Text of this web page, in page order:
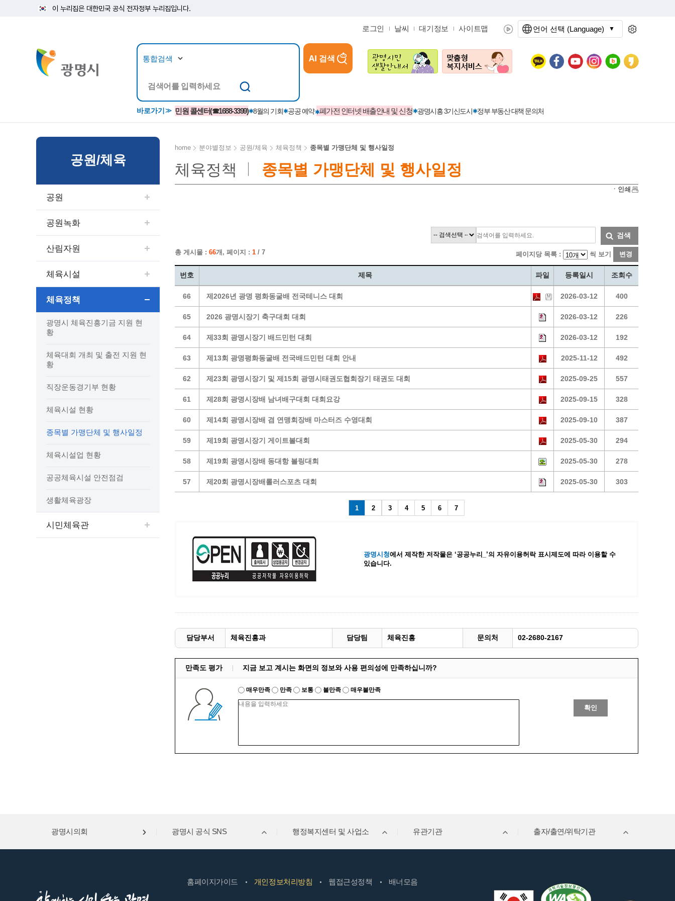
이 누리집은 대한민국 공식 전자정부 누리집입니다.
로그인 날씨 대기정보 사이트맵
AI 검색
바로가기 민원 콜센터(☎1688-3399) 8월의 기회 공공 예약 폐가전 인터넷 배출안내 및 신청 광명시흥 3기신도시 정부 부동산 대책 문의처
뉴스/정보공개
고시/공고/입법예고
행사ㆍ축제
보도자료
보도자료(2021.4월이전)
소식지/카카오톡플러스친구
반상회보
시정자료실
법무행정
정보공개현황
통계
사회조사
사전정보공표
행정정보공개안내
행정정보공개목록
행정정보공개청구
조직정보공개
업무추진비(시장·부시장·실국장)
예산집행실명공개
공공시설물 설치 비용 공개
인사운영통계
겸직허가 현황
주민자치센터
고향사랑기부제
시청안내
주요시책
광명의 상징물
광명시 현황
광명의 역사
국내외 교류
시민이용시설
민원/참여
종합민원실 안내도
종합민원상담센터
민원상담전화
어디서나 민원
민원 제증명 수수료 면제사항
행정처리기준편람
행정정보공동이용
대법원인터넷등기소
110화상수화통역서비스
행정서비스헌장
민원편람
출생·사망·혼인신고 등 10종에 대한 신고
자주하는 질문
민원조정제도
사전심사청구제
구술 및 전화민원
설치현황
발급 받을 수 있는 증명
정부24
청탁금지법 온라인 콜센터
365민원실 운영현황
시민옴부즈만 제도 소개
길고양이 중성화 신청
위치안내
가족관계등록
여권민원
부동산민원
정보통신 사용전 검사
민원신고센터
시민참여방
광명시민대상
시민건의
광명동굴딸기 스마트팜 체험프로그램
주말농장신청
상자텃밭신청
지역경제활성화/교육/일자리
교육정보
평생학습원
(재)경기도민회장학회 장학금
교복지원금 신청
광명일자리센터
취업지원 프로그램 운영 현황
지역맞춤형 일자리 창출 지원사업
공공일자리
지역공동체 일자리 사업
직업 소개소 현황
노동조합
문화관광
단원소개
예술/공연단체
착한가격지정업소
영화상영관 현황
출판사 및 인쇄소 현황
박물관/미술관 현황
문화유통업 현황
문화관광 해설사
여행업 현황
관광 편의시설업
테마파크업 현황
국가유산관
공원/체육
공원
공원녹화
산림자원
체육시설
체육정책
광명시 체육진흥기금 지원 현
황
체육대회 개최 및 출전 지원 현
황
직장운동경기부 현황
체육시설 현황
종목별 가맹단체 및 행사일정
체육시설업 현황
공공체육시설 안전점검
생활체육광장
시민체육관
home 분야별정보 공원/체육 체육정책 종목별 가맹단체 및 행사일정
체육정책 종목별 가맹단체 및 행사일정
ㆍ인쇄
검색
총 게시물 : 66개, 페이지 : 1 / 7 페이지당 목록 : 씩 보기 변경
번호 제목 파일 등록일시 조회수
66 제2026년 광명 평화동굴배 전국테니스 대회 2026-03-12 400
65 2026 광명시장기 축구대회 대회 2026-03-12 226
64 제33회 광명시장기 배드민턴 대회 2026-03-12 192
63 제13회 광명평화동굴배 전국배드민턴 대회 안내 2025-11-12 492
62 제23회 광명시장기 및 제15회 광명시태권도협회장기 태권도 대회 2025-09-25 557
61 제28회 광명시장배 남녀배구대회 대회요강 2025-09-15 328
60 제14회 광명시장배 겸 연맹회장배 마스터즈 수영대회 2025-09-10 387
59 제19회 광명시장기 게이트볼대회 2025-05-30 294
58 제19회 광명시장배 동대항 볼링대회 2025-05-30 278
57 제20회 광명시장배롤러스포츠 대회 2025-05-30 303
1 2 3 4 5 6 7
광명시청에서 제작한 저작물은 ‘공공누리_’의 자유이용허락 표시제도에 따라 이용할 수
있습니다.
담당부서 체육진흥과 담당팀 체육진흥 문의처 02-2680-2167
만족도 평가 지금 보고 계시는 화면의 정보와 사용 편의성에 만족하십니까?
매우만족 만족 보통 불만족 매우불만족
확인
광명시의회 광명시 공식 SNS 행정복지센터 및 사업소 유관기관 출자/출연/위탁기관
홈페이지가이드 개인정보처리방침 웹접근성정책 배너모음
언어 선택 (Language)